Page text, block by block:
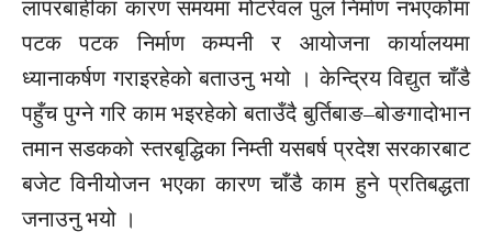
लापरबाहीका कारण समयमा मोटरेवल पुल निर्माण नभएकोमा
पटक पटक निर्माण कम्पनी र आयोजना कार्यालयमा
ध्यानाकर्षण गराइरहेको बताउनु भयो । केन्द्रिय विद्युत चाँडै
पहुँच पुग्ने गरि काम भइरहेको बताउँदै बुर्तिबाङ–बोङगादोभान
तमान सडकको स्तरबृद्धिका निम्ती यसबर्ष प्रदेश सरकारबाट
बजेट विनीयोजन भएका कारण चाँडै काम हुने प्रतिबद्धता
जनाउनु भयो ।